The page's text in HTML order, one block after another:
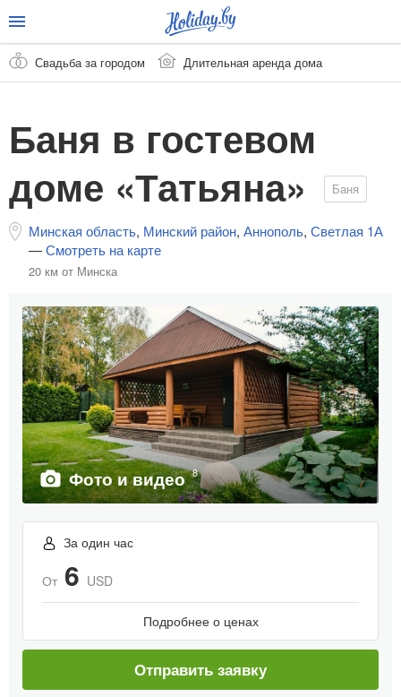
Свадьба за городом Длительная аренда дома
Баня в гостевом
доме «Татьяна»
Баня
Минская область, Минский район, Аннополь, Светлая 1А
—Смотреть на карте
20 км от Минска
Фото и видео 8
За один час
От 6 USD
Подробнее о ценах
Отправить заявку